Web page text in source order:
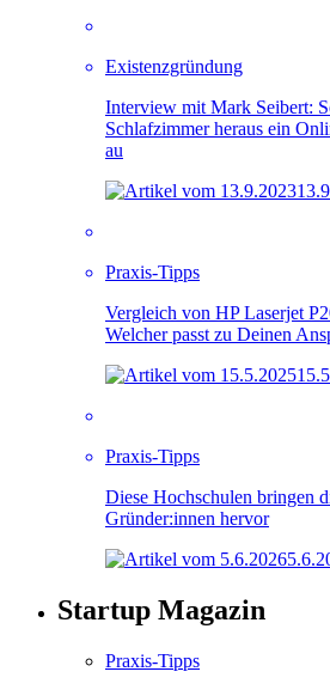
Existenzgründung
Interview mit Mark Seibert:
Schlafzimmer heraus ein
au
Praxis-Tipps
Vergleich von HP Laserjet
Welcher passt zu Deinen
Praxis-Tipps
Diese Hochschulen bringen
Gründer:innen hervor
Startup Magazin
Praxis-Tipps